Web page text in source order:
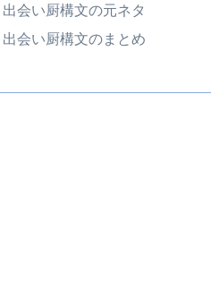
出会い厨構文の元ネタ
出会い厨構文のまとめ